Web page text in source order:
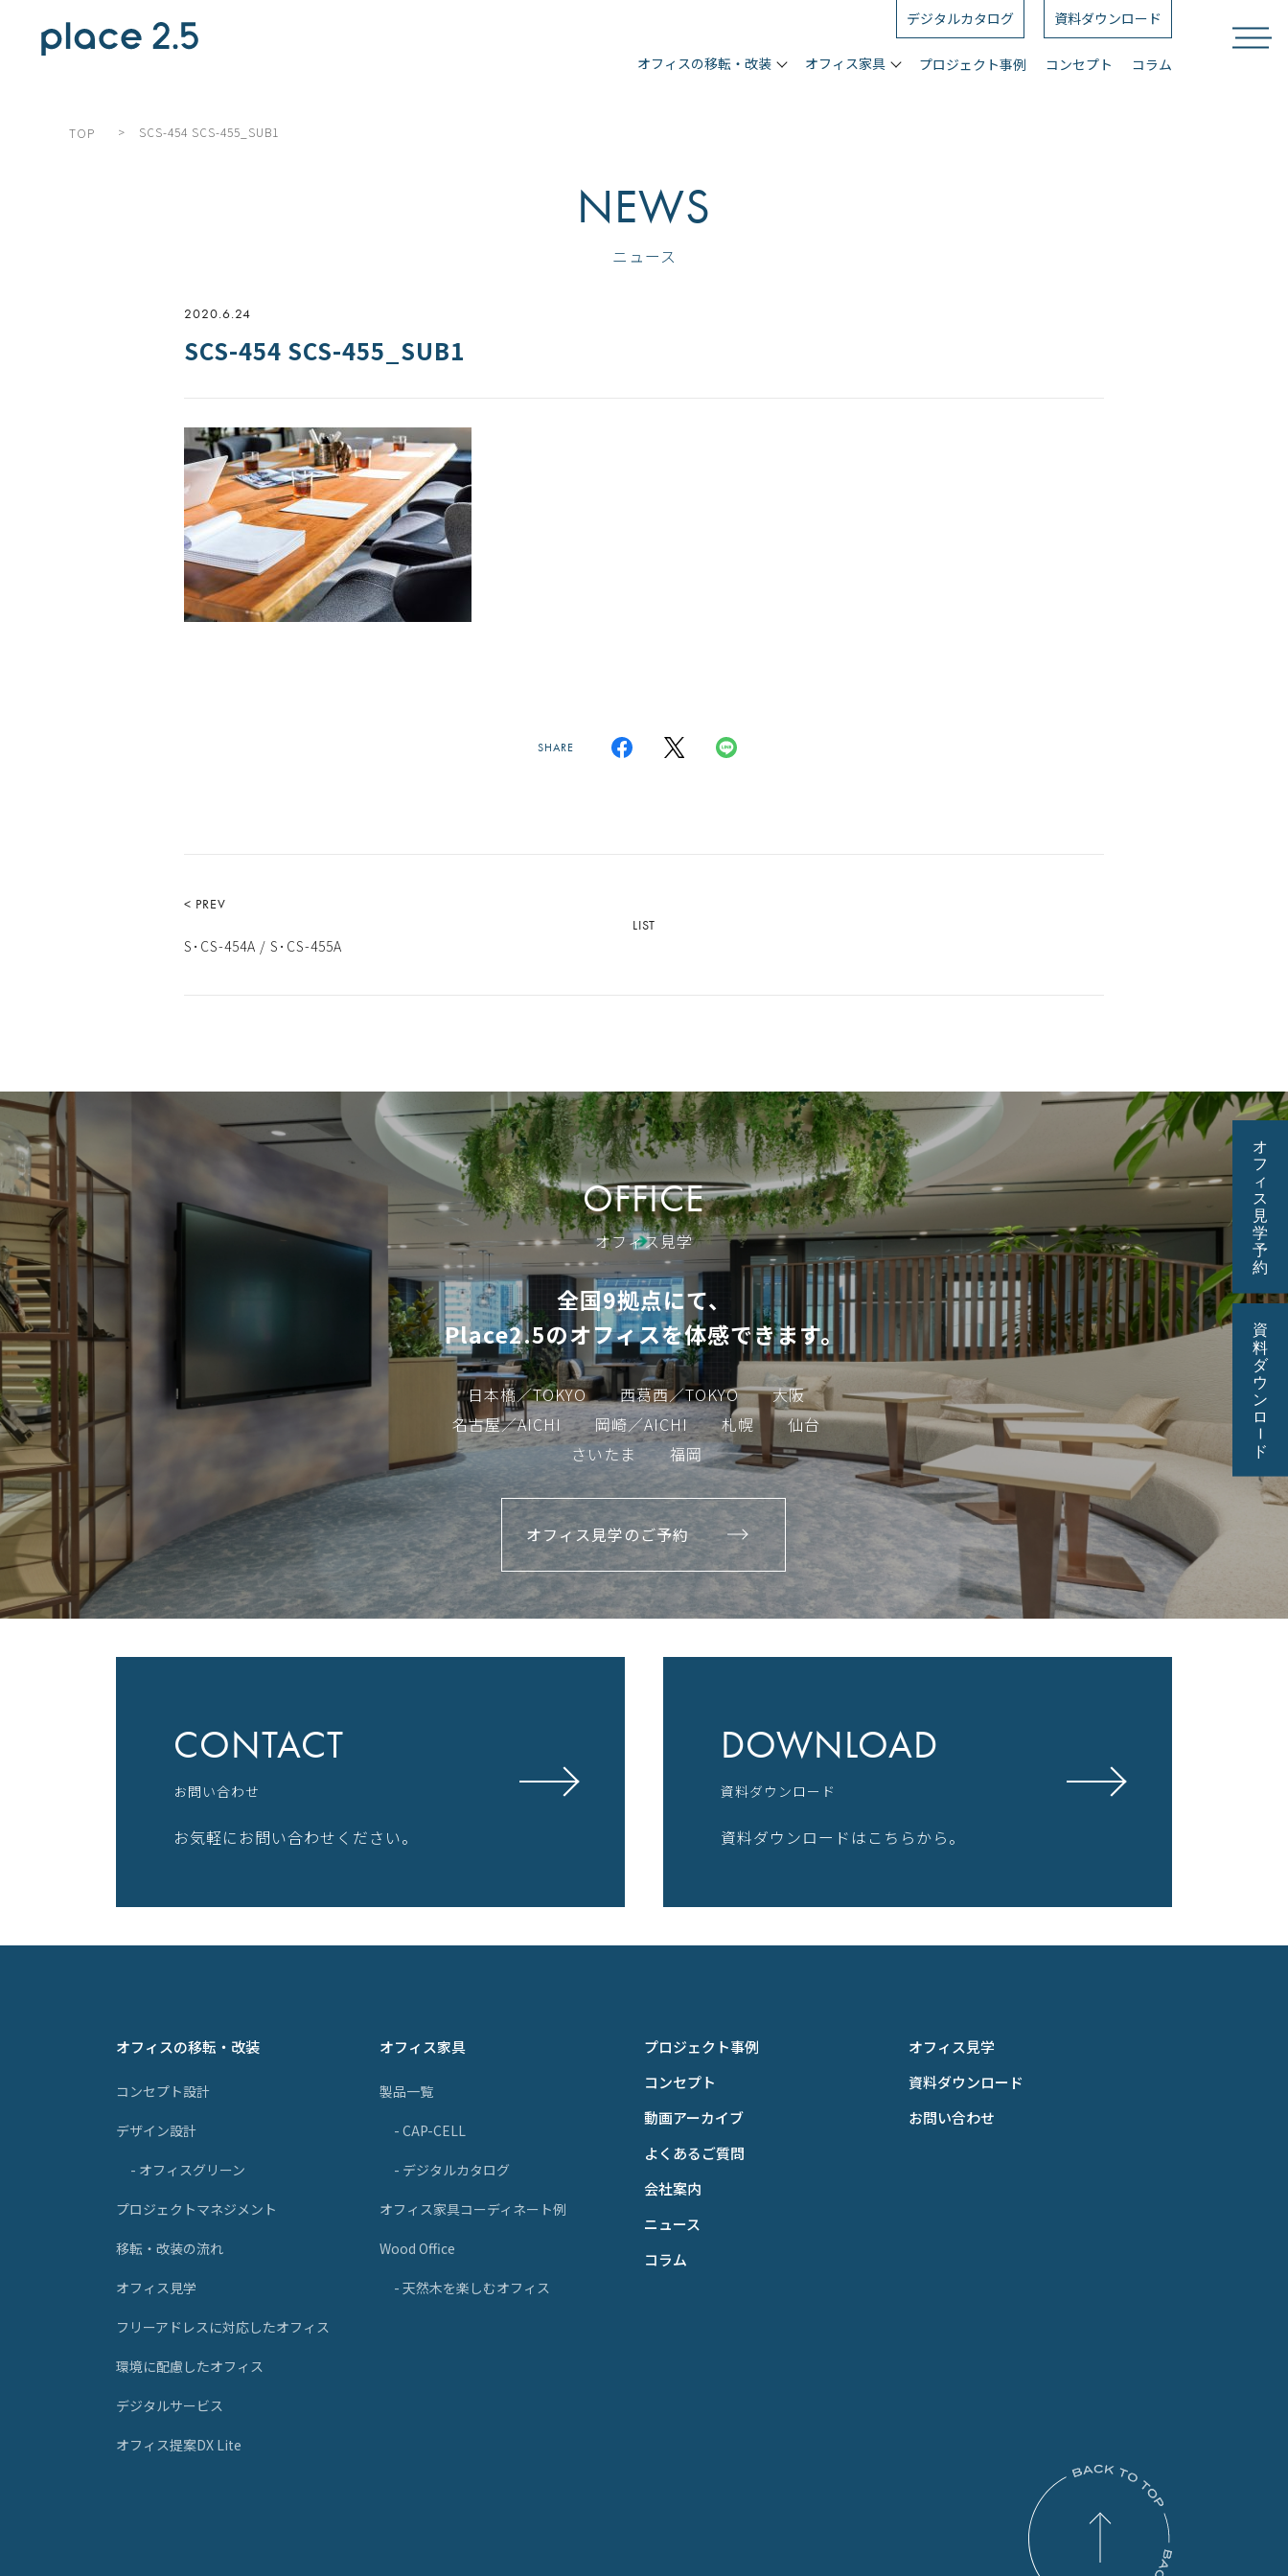
デジタルカタログ 資料ダウンロード
オフィスの移転・改装 オフィス家具 プロジェクト事例 コンセプト コラム
TOP > SCS-454 SCS-455_SUB1
NEWS
ニュース
2020.6.24
SCS-454 SCS-455_SUB1
SHARE
< PREV
S･CS-454A / S･CS-455A
LIST
OFFICE
オフィス見学
全国9拠点にて、
Place2.5のオフィスを体感できます。
日本橋／TOKYO 西葛西／TOKYO
大阪
名古屋／AICHI
岡崎／AICHI 札幌
仙台
さいたま
福岡
オフィス見学のご予約
CONTACT
お問い合わせ
お気軽にお問い合わせください。
DOWNLOAD
資料ダウンロード
資料ダウンロードはこちらから。
オフィスの移転・改装
コンセプト設計
デザイン設計
- オフィスグリーン
プロジェクトマネジメント
移転・改装の流れ
オフィス見学
フリーアドレスに対応したオフィス
環境に配慮したオフィス
デジタルサービス
オフィス提案DX Lite
オフィス家具
製品一覧
- CAP-CELL
- デジタルカタログ
オフィス家具コーディネート例
Wood Office
- 天然木を楽しむオフィス
プロジェクト事例
コンセプト
動画アーカイブ
よくあるご質問
会社案内
ニュース
コラム
オフィス見学
資料ダウンロード
お問い合わせ